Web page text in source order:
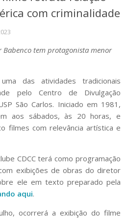
em Rede
com criminalidade
tem protagonista menor
das atividades tradicionais
pelo Centro de Divulgação
São Carlos. Iniciado em 1981,
aos sábados, às 20 horas, e
filmes com relevância artística e
CDCC terá como programação
exibições de obras do diretor
ele em texto preparado pela
aqui.
ocorrerá a exibição do filme